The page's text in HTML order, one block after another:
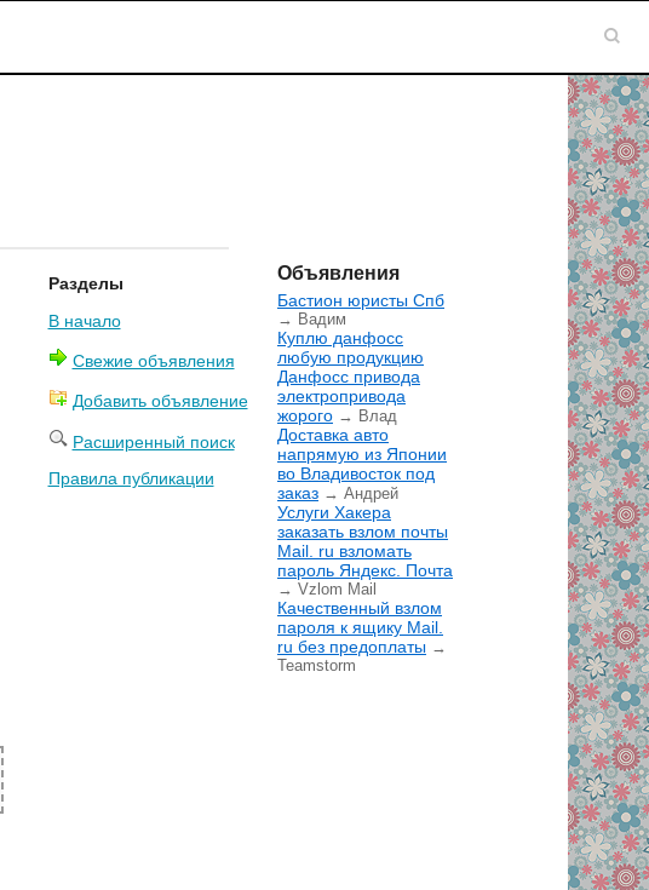
Разделы
В начало
Свежие объявления
Добавить объявление
Расширенный поиск
Правила публикации
Объявления
Бастион юристы Спб
→ Вадим
Куплю данфосс
любую продукцию
Данфосс привода
электропривода
жорого → Влад
Доставка авто
напрямую из Японии
во Владивосток под
заказ → Андрей
Услуги Хакера
заказать взлом почты
Mail. ru взломать
пароль Яндекс. Почта
→ Vzlom Mail
Качественный взлом
пароля к ящику Mail.
ru без предоплаты →
Teamstorm